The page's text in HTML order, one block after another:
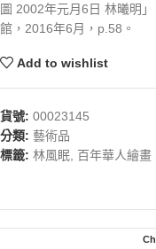
圖 2002年元月6日 林曦明
館，2016年6月，p.58。
Add to wishlist
貨號: 00023145
分類: 藝術品
標籤: 林風眠, 百年華人繪畫